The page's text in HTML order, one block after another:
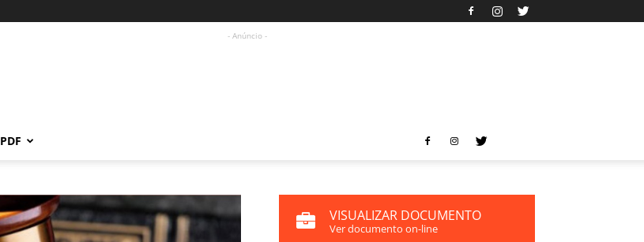
- Anúncio -
PDF
VISUALIZAR DOCUMENTO
Ver documento on-line